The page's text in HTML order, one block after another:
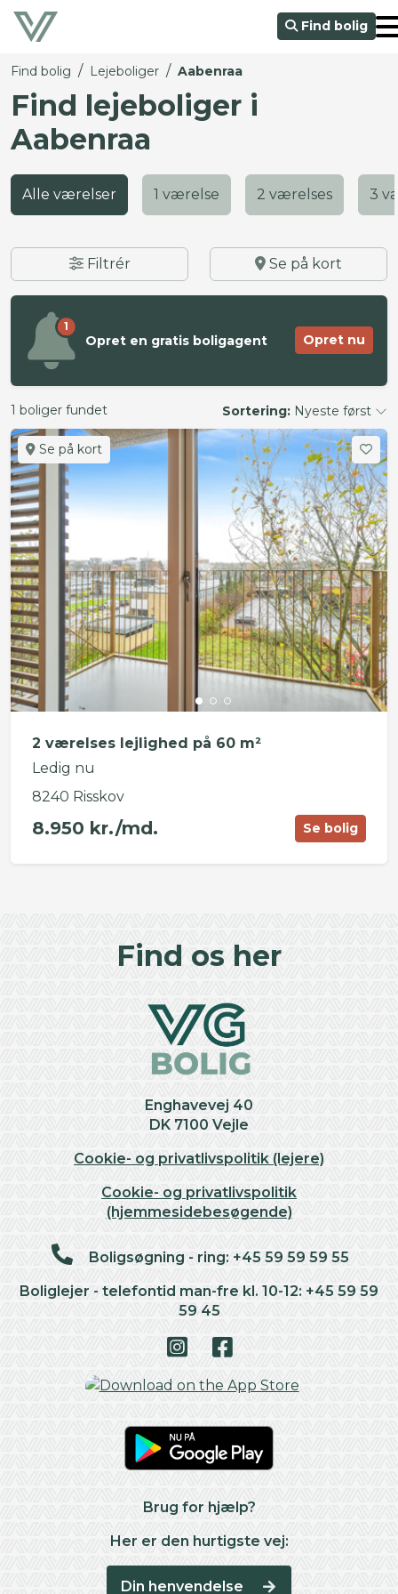
Find bolig
Find bolig / Lejeboliger / Aabenraa
Find lejeboliger i
Aabenraa
Alle værelser 1 værelse 2 værelses 3
Filtrér Se på kort
1
Opret en gratis boligagent Opret nu
1 boliger fundet Sortering: Nyeste først
Se på kort
2 værelses lejlighed på 60 m²
Ledig nu
8240 Risskov
8.950 kr./md. Se bolig
Find os her
Enghavevej 40
DK 7100 Vejle
Cookie- og privatlivspolitik (lejere)
Cookie- og privatlivspolitik
(hjemmesidebesøgende)
Boligsøgning - ring: +45 59 59 59 55
Boliglejer - telefontid man-fre kl. 10-12: +45 59 59
59 45
Brug for hjælp?
Her er den hurtigste vej:
Din henvendelse